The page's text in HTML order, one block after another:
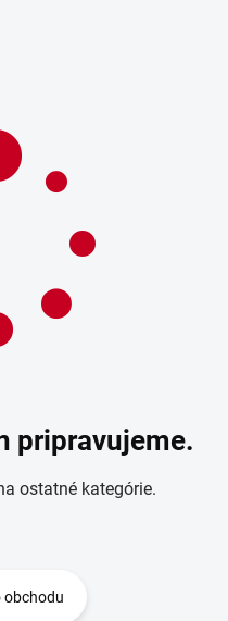
pripravujeme.
ostatné kategórie.
obchodu